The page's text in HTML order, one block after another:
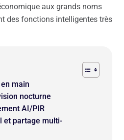
aux grands noms
des fonctions intelligentes très
main
nocturne
AI/PIR
et partage multi-